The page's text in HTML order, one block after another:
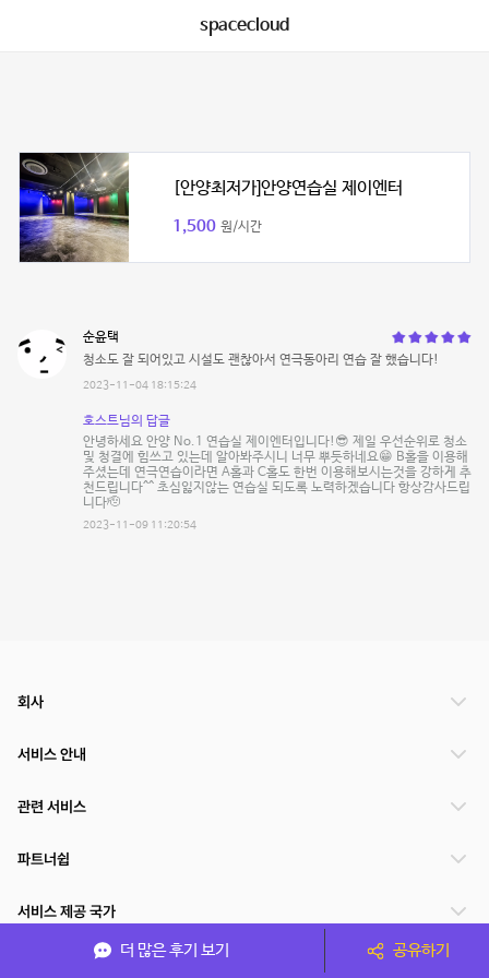
spacecloud
[안양최저가]안양연습실 제이엔터
1,500 원/시간
순윤택
청소도 잘 되어있고 시설도 괜찮아서 연극동아리 연습 잘 했습니다!
2023-11-04 18:15:24
호스트님의 답글
안녕하세요 안양 No.1 연습실 제이엔터입니다!😎 제일 우선순위로 청소
및 청결에 힘쓰고 있는데 알아봐주시니 너무 뿌듯하네요😁 B홀을 이용해
주셨는데 연극연습이라면 A홀과 C홀도 한번 이용해보시는것을 강하게 추
천드립니다^^ 초심잃지않는 연습실 되도록 노력하겠습니다 항상감사드립
니다🫡
2023-11-09 11:20:54
더 많은 후기 보기 공유하기
회사
서비스 안내
관련 서비스
파트너쉽
서비스 제공 국가